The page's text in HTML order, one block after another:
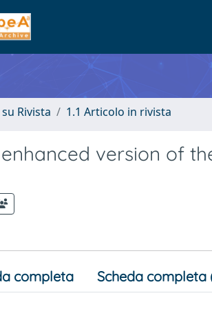
Rivista 1.1 Articolo in rivista
version of
completa Scheda completa